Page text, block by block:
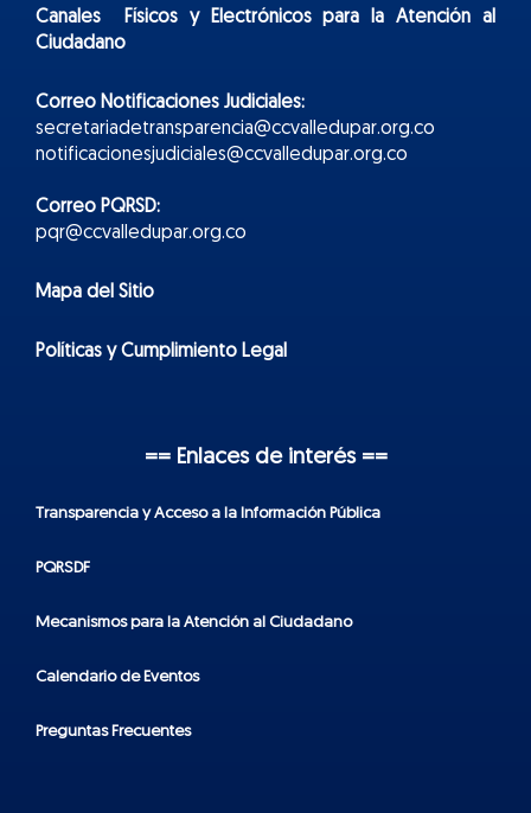
Canales Físicos yElectrónicospara la Atención al
Ciudadano
Correo Notificaciones Judiciales:
secretariadetransparencia@ccvalledupar.org.co
notificacionesjudiciales@ccvalledupar.org.co
Correo PQRSD:
pqr@ccvalledupar.org.co
Mapa del Sitio
Políticas y Cumplimiento Legal
== Enlaces de interés ==
Transparencia y Acceso a la Información Pública
PQRSDF
Mecanismos para la Atención al Ciudadano
Calendario de Eventos
Preguntas Frecuentes